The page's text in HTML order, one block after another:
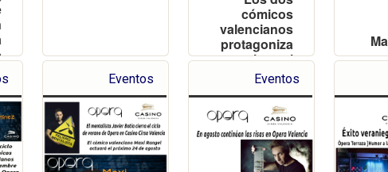
cómicos
valencianos
protagoniza
n el cartel
de Opera en
diciembre
Eventos Eventos